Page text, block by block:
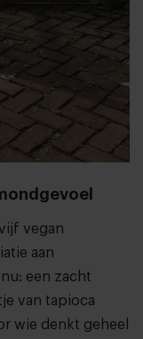
vegan
aan
een zacht
van tapioca
wie denkt geheel